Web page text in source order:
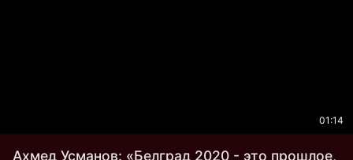
01:14
Ахмед Усманов: «Белград 2020 - это прошлое,